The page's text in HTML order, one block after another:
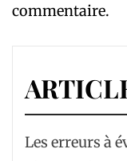
commentaire.
Les erreurs à